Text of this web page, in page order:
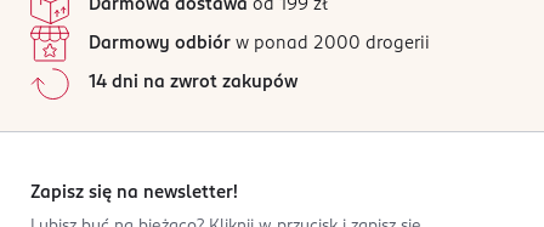
oczy. Łatwopalna ciecz.
OSOBA/PODMIOT ODPOWIEDZIALNY
Xerjoff Group S.p.A.
gdpr@xerjoff.com
Darmowa dostawa od 199 zł
Darmowy odbiór w ponad 2000 drogerii
14 dni na zwrot zakupów
Zapisz się na newsletter!